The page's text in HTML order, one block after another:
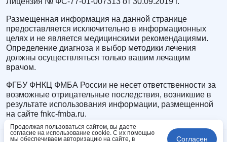
Размещенная информация на данной странице
предоставляется исключительно в информационных
целях и не является медицинскими рекомендациями.
Определение диагноза и выбор методики лечения
должны осуществляться только вашим лечащим
врачом.
ФГБУ ФНКЦ ФМБА России не несет ответственности за
возможные отрицательные последствия, возникшие в
результате использования информации, размещенной
на сайте fnkc-fmba.ru.
Продолжая пользоваться сайтом, вы даете
согласие на использование cookie. С их помощью
мы обеспечиваем авторизацию на сайте, в
Согласен